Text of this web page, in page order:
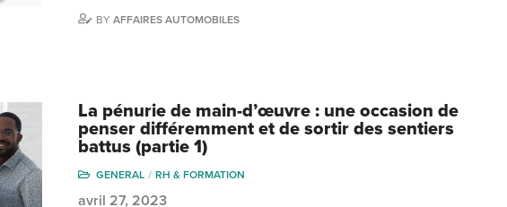
BYAFFAIRES AUTOMOBILES
La pénurie de main-d’œuvre : une occasion de
penser différemment et de sortir des sentiers
battus (partie 1)
GENERAL RH & FORMATION
avril 27, 2023